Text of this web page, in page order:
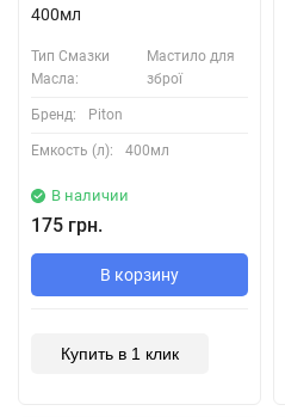
400мл
Тип Смазки
Масла:
Мастило для
зброї
Бренд: Piton
Емкость (л): 400мл
В наличии
175 грн.
В корзину
Купить в 1 клик